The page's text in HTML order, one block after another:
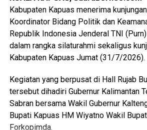
“Malam kejadian tersangka sempat
berkumpul bersama para korban.
menonton pertandingan final Piala
mendatangi barak karena kembali
korban,” katanya.
Nah saat pintu kamar dikunci dari
menggedor hingga mendobrak pintu
sambil merusak sejumlah barang dan
pertengkaran.
Kabupaten Kapuas menerima
Koordinator Bidang Politik dan
Republik Indonesia Jenderal TNI
dalam rangka silaturahmi sekaligus
Kabupaten Kapuas Jumat (31/7/2026).
Kegiatan yang berpusat di Hall Rujab
tersebut dihadiri Gubernur Kalimantan
Sabran bersama Wakil Gubernur
Bupati Kapuas HM Wiyatno Wakil
Forkopimda.